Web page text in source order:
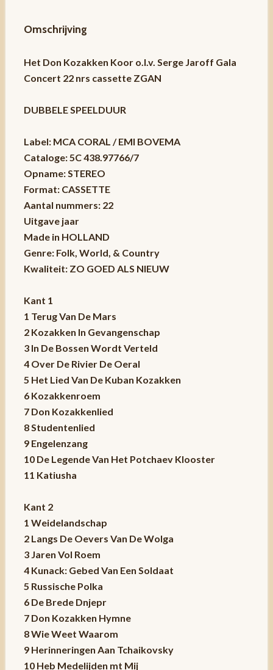
Omschrijving
Het Don Kozakken Koor o.l.v. Serge Jaroff Gala
Concert 22 nrs cassette ZGAN
DUBBELE SPEELDUUR
Label: MCA CORAL / EMI BOVEMA
Cataloge: 5C 438.97766/7
Opname: STEREO
Format: CASSETTE
Aantal nummers: 22
Uitgave jaar
Made in HOLLAND
Genre: Folk, World, & Country
Kwaliteit: ZO GOED ALS NIEUW
Kant 1
1 Terug Van De Mars
2 Kozakken In Gevangenschap
3 In De Bossen Wordt Verteld
4 Over De Rivier De Oeral
5 Het Lied Van De Kuban Kozakken
6 Kozakkenroem
7 Don Kozakkenlied
8 Studentenlied
9 Engelenzang
10 De Legende Van Het Potchaev Klooster
11 Katiusha
Kant 2
1 Weidelandschap
2 Langs De Oevers Van De Wolga
3 Jaren Vol Roem
4 Kunack: Gebed Van Een Soldaat
5 Russische Polka
6 De Brede Dnjepr
7 Don Kozakken Hymne
8 Wie Weet Waarom
9 Herinneringen Aan Tchaikovsky
10 Heb Medelijden mt Mij